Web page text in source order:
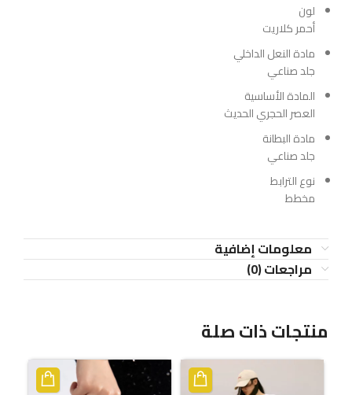
لون
أحمر كلاريت
مادة النعل الداخلي
جلد صناعي
المادة الأساسية
العصر الحجري الحديث
مادة البطانة
جلد صناعي
نوع الترابط
مخطط
معلومات إضافية
مراجعات (0)
منتجات ذات صلة